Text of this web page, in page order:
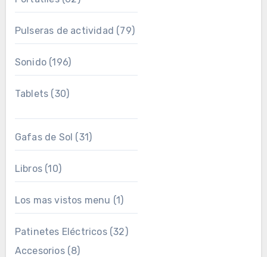
Pulseras de actividad (79)
Sonido(196)
Tablets (30)
Gafas de Sol (31)
Libros(10)
Los mas vistos menu (1)
Patinetes Eléctricos(32)
Accesorios(8)